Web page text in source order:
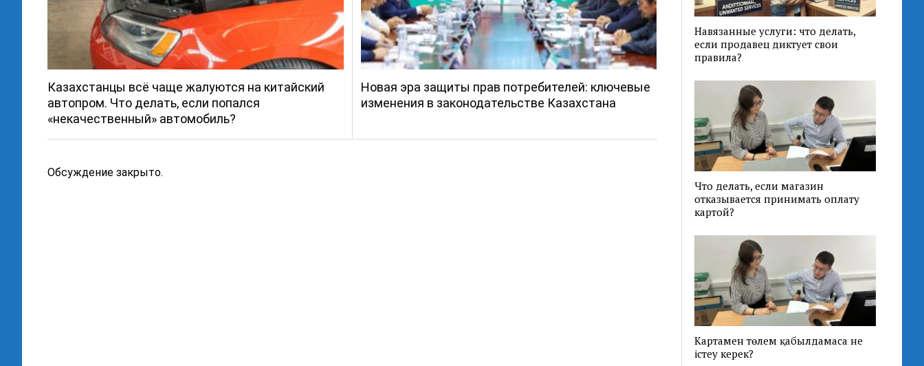
Казахстанцы всё чаще жалуются на китайский
автопром. Что делать, если попался
«некачественный» автомобиль?
Новая эра защиты прав потребителей: ключевые
изменения в законодательстве Казахстана
Обсуждение закрыто.
Навязанные услуги: что делать,
если продавец диктует свои
правила?
Что делать, если магазин
отказывается принимать оплату
картой?
Картамен төлем қабылдамаса не
істеу керек?